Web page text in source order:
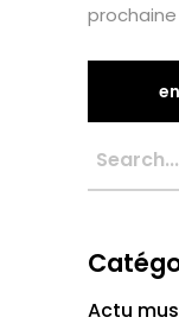
Actu